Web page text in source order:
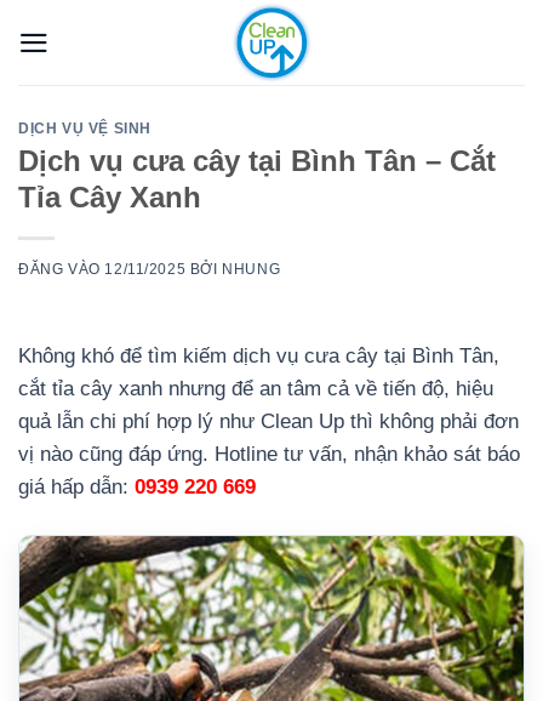
qua
DỊCH VỤ VỆ SINH
Dịch vụ cưa cây tại Bình Tân – Cắt
Tỉa Cây Xanh
ĐĂNG VÀO 12/11/2025 BỞI NHUNG
Không khó để tìm kiếm dịch vụ cưa cây tại Bình Tân,
cắt tỉa cây xanh nhưng để an tâm cả về tiến độ, hiệu
quả lẫn chi phí hợp lý như Clean Up thì không phải đơn
vị nào cũng đáp ứng. Hotline tư vấn, nhận khảo sát báo
giá hấp dẫn: 0939 220 669